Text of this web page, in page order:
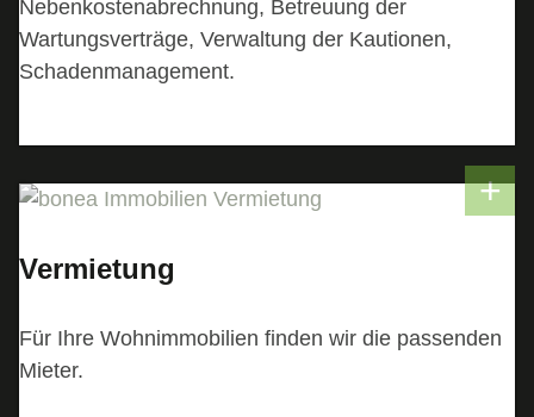
Nebenkostenabrechnung, Betreuung der
Wartungsverträge, Verwaltung der Kautionen,
Schadenmanagement.
Vermietung
Für Ihre Wohnimmobilien finden wir die passenden
Mieter.